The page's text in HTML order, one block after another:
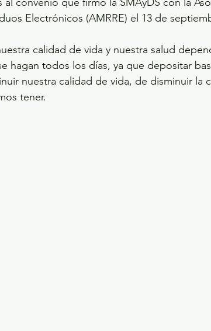
Electrónicos (AMRRE) el 13 de
calidad de vida y nuestra salud
hagan todos los días, ya que depositar
nuestra calidad de vida, de disminuir la
tener.